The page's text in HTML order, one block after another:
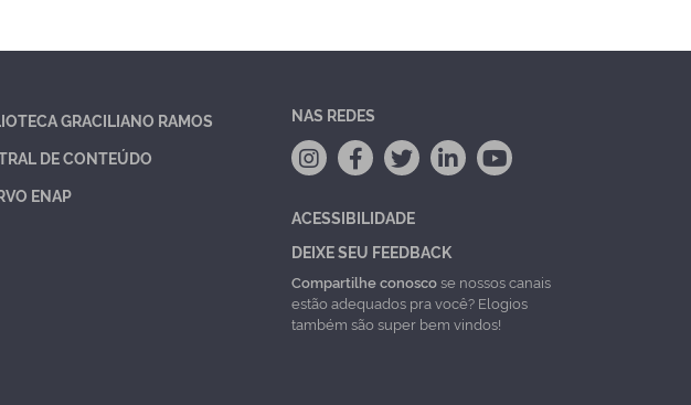
GRACILIANO RAMOS
DE CONTEÚDO
ENAP
NAS REDES
ACESSIBILIDADE
DEIXE SEU FEEDBACK
Compartilhe conoscose nossos canais
estão adequados pra você? Elogios
também são super bem vindos!